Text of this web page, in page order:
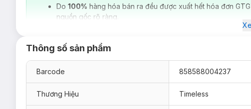
Do 100% hàng hóa bán ra đều được xuất hết hóa đơn
nguồn gốc rõ ràng.
Thông số sản phẩm
Barcode 858588004237
Thương Hiệu Timeless